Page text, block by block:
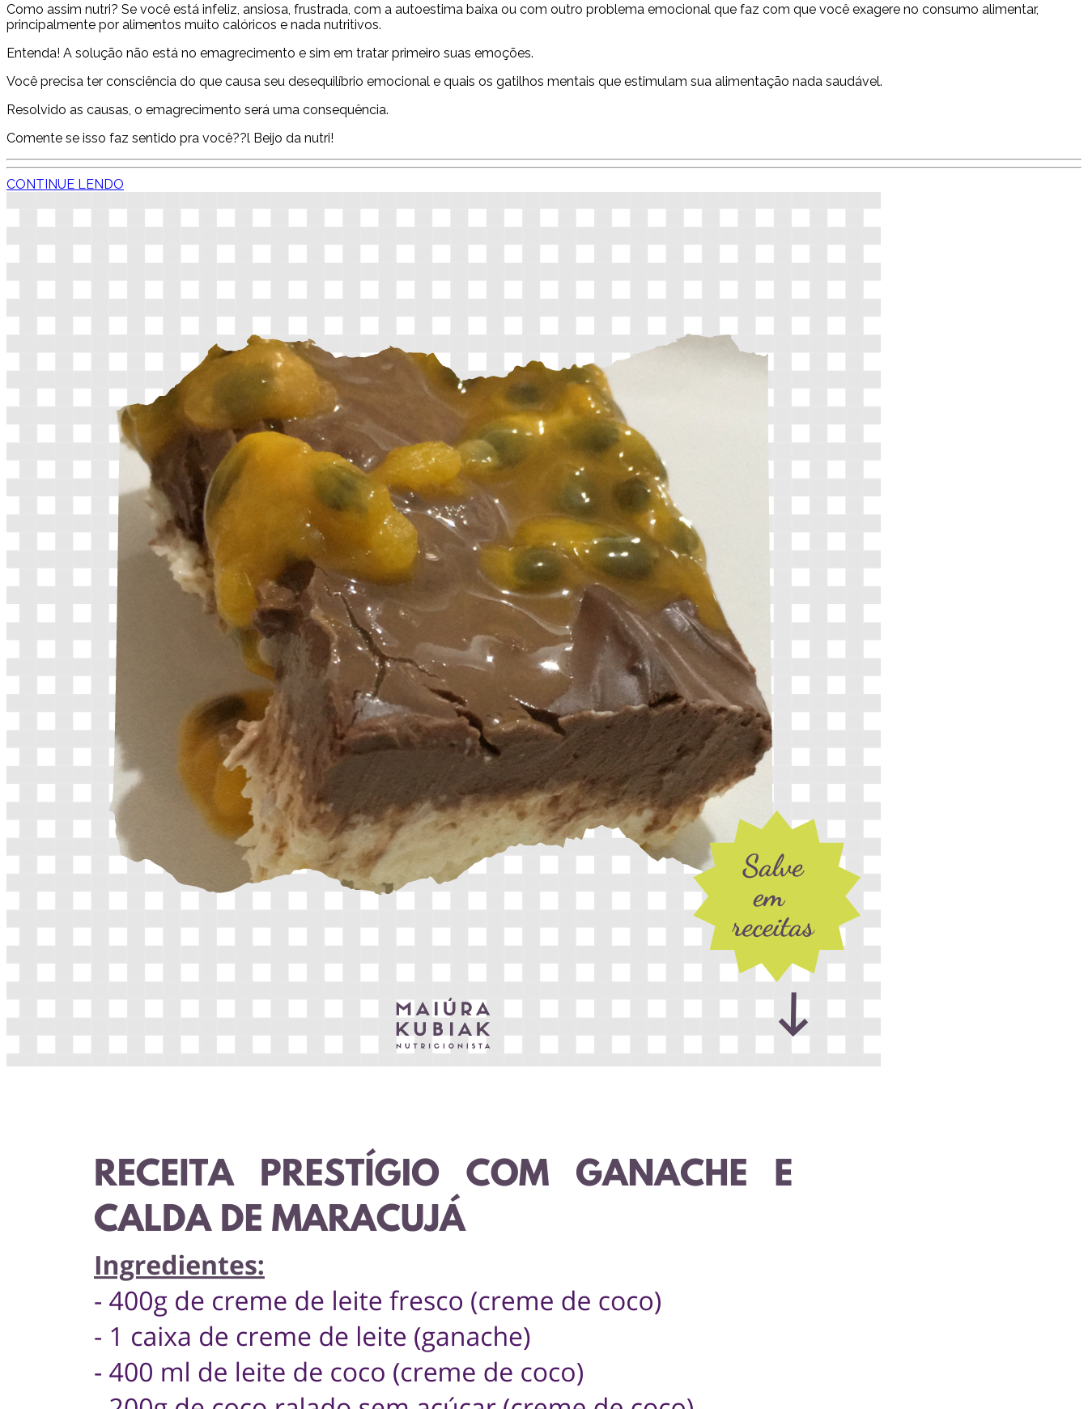
Como assim nutri? Se você está infeliz, ansiosa, frustrada, com a autoestima baixa ou com outro problema emocional que faz com que você exagere no consumo alimentar,
principalmente por alimentos muito calóricos e nada nutritivos.
Entenda! A solução não está no emagrecimento e sim em tratar primeiro suas emoções.
Você precisa ter consciência do que causa seu desequilíbrio emocional e quais os gatilhos mentais que estimulam sua alimentação nada saudável.
Resolvido as causas, o emagrecimento será uma consequência.
Comente se isso faz sentido pra você??l Beijo da nutri!
CONTINUE LENDO